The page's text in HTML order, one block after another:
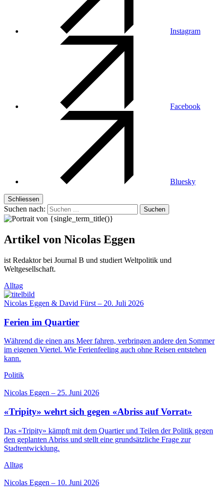
Instagram
Facebook
Bluesky
Schliessen
Suchen nach:
Artikel von Nicolas Eggen
ist Redaktor bei Journal B und studiert Weltpolitik und
Weltgesellschaft.
Alltag
Nicolas Eggen & David Fürst – 20. Juli 2026
Ferien im Quartier
Während die einen ans Meer fahren, verbringen andere den Sommer
im eigenen Viertel. Wie Ferienfeeling auch ohne Reisen entstehen
kann.
Politik
Nicolas Eggen – 25. Juni 2026
«Tripity» wehrt sich gegen «Abriss auf Vorrat»
Das «Tripity» kämpft mit dem Quartier und Teilen der Politik gegen
den geplanten Abriss und stellt eine grundsätzliche Frage zur
Stadtentwicklung.
Alltag
Nicolas Eggen – 10. Juni 2026